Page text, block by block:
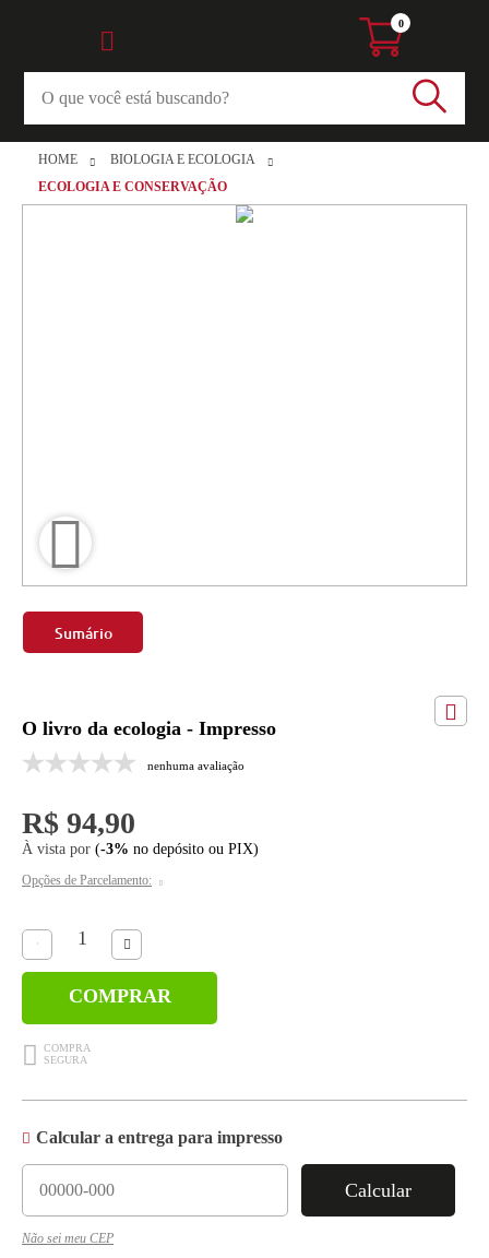
0
HOME
BIOLOGIA E ECOLOGIA
ECOLOGIA E CONSERVAÇÃO
Sumário
O livro da ecologia - Impresso
nenhuma avaliação
R$ 94,90
À vista por (-3% no depósito ou PIX)
Opções de Parcelamento:
COMPRAR
Calcular a entrega para impresso
Calcular
Não sei meu CEP